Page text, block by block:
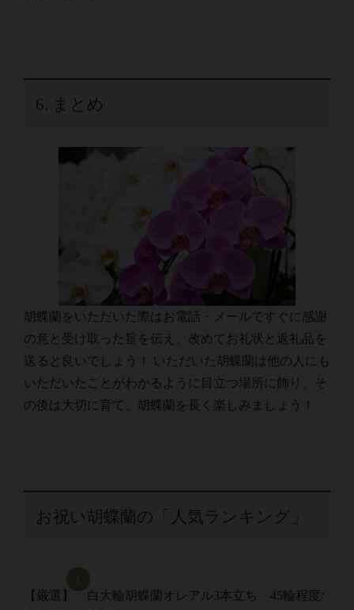
6. まとめ
胡蝶蘭をいただいた際はお電話・メールですぐに感謝
の意と受け取った旨を伝え、改めてお礼状と返礼品を
送ると良いでしょう！ いただいた胡蝶蘭は他の人にも
いただいたことがわかるように目立つ場所に飾り、そ
の後は大切に育て、胡蝶蘭を長く楽しみましょう！
お祝い胡蝶蘭の「人気ランキング」
【厳選】 白大輪胡蝶蘭オレアル3本立ち 45輪程度/